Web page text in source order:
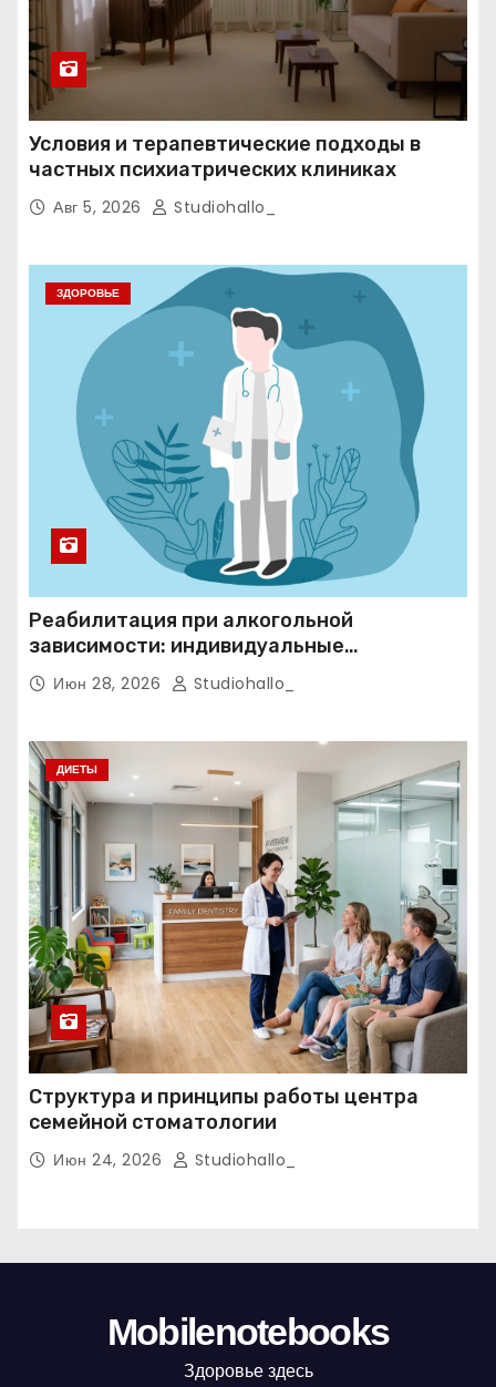
Условия и терапевтические подходы в
частных психиатрических клиниках
Авг 5, 2026 Studiohallo_
ЗДОРОВЬЕ
Реабилитация при алкогольной
зависимости: индивидуальные
программы, психотерапия и
ресоциализация при анонимном подходе
Июн 28, 2026 Studiohallo_
ДИЕТЫ
Структура и принципы работы центра
семейной стоматологии
Июн 24, 2026 Studiohallo_
Mobilenotebooks
Здоровье здесь